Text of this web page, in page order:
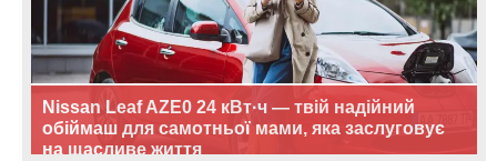
Nissan Leaf AZE0 24 кВт·ч — твій надійний
обіймаш для самотньої мами, яка заслуговує
на щасливе життя